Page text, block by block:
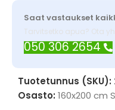
Saat vastaukset
Tarvitsetko apua? Ota
050 306 2654
Tuotetunnus (SKU):
Osasto: 160x200 cm